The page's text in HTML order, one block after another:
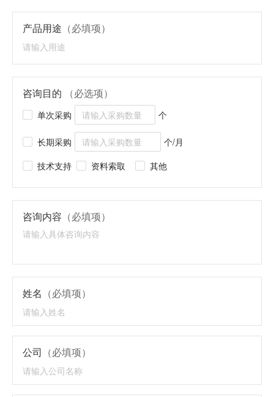
产品用途 （必填项）
咨询目的 （必选项）
单次采购 个
长期采购
个/月
技术支持
资料索取 其他
咨询内容 （必填项）
姓名 （必填项）
公司 （必填项）